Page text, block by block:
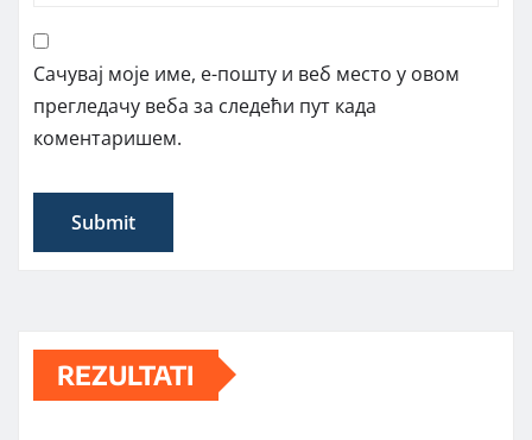
Сачувај моје име, е-пошту и веб место у овом
прегледачу веба за следећи пут када
коментаришем.
REZULTATI